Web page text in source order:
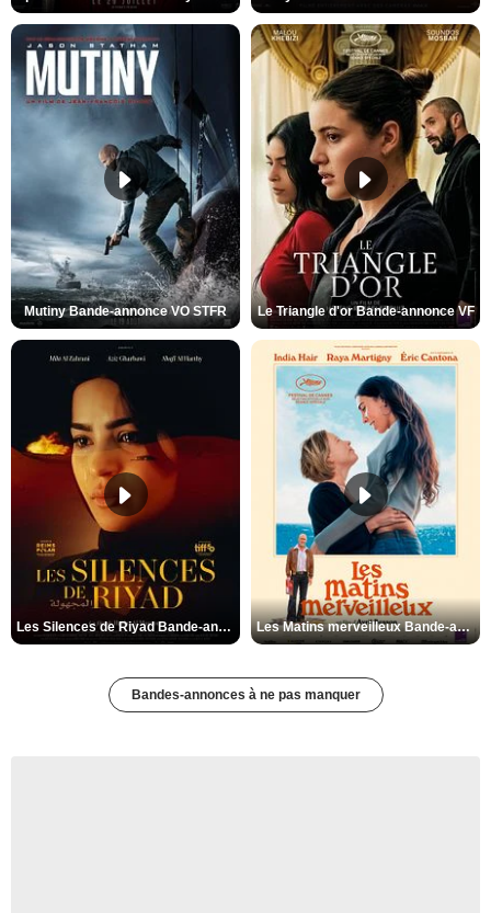
Mutiny Bande-annonce VO STFR Le Triangle d'or Bande-annonce VF
Les Silences de Riyad Bande-annonce VO STFR Les Matins merveilleux Bande-annonce VF
Bandes-annonces à ne pas manquer